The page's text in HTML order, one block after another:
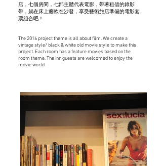
店，七個房間，七部主體代表電影，帶著租借的錄影
帶，躺在床上癱軟在沙發，享受藝術旅店準備的電影套
票組合吧！
The 2016 project theme is all about film. We create a
vintage style/ black & white old movie style to make this
project. Each room has a feature movies based on the
room theme. The inn guests are welcomed to enjoy the
movie world.